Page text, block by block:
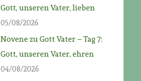
Gott, unseren Vater, lieben
05/08/2026
Novene zu Gott Vater – Tag 7:
Gott, unseren Vater, ehren
04/08/2026